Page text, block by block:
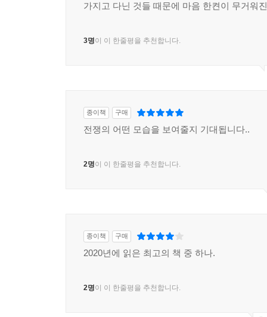
가지고 다닌 것들 때문에 마음 한켠이 무거워
3명이 이 한줄평을 추천합니다.
종이책 구매
전쟁의 어떤 모습을 보여줄지 기대됩니다..
2명이 이 한줄평을 추천합니다.
종이책 구매
2020년에 읽은 최고의 책 중 하나.
2명이 이 한줄평을 추천합니다.